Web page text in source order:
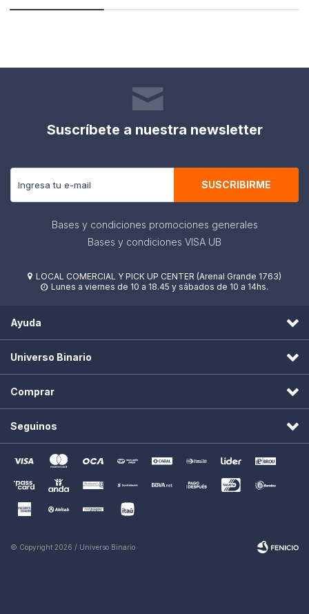
Suscríbete a nuestra newsletter
SUSCRIBIRME
Bases y condiciones promociones generales
Bases y condiciones VISA UB
 LOCAL COMERCIAL Y PICK UP CENTER (Arenal Grande 1763)
 Lunes a viernes de 10 a 18.45 y sábados de 10 a 14hs.
Ayuda
Universo Binario
Comprar
Seguinos
© Copyright 2026 / Universo Binario